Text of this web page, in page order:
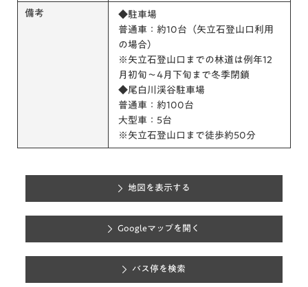
備考
◆駐車場
普通車：約10台（矢立石登山口利用
の場合）
※矢立石登山口までの林道は例年12
月初旬～4月下旬まで冬季閉鎖
◆尾白川渓谷駐車場
普通車：約100台
大型車：5台
※矢立石登山口まで徒歩約50分
地図を表示する
Googleマップを開く
バス停を検索